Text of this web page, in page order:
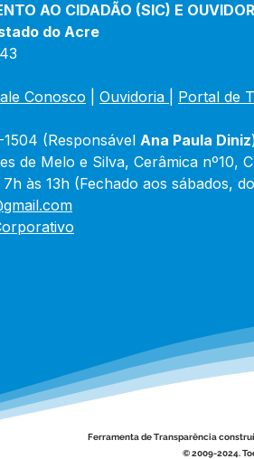
AO CIDADÃO (SIC) E
do Acre
Conosco Ouvidoria Portal de
(Responsável Ana Paula Diniz
de Melo e Silva, Cerâmica nº10,
às 13h (Fechado aos sábados,
Ferramenta de Transparência
© 2009-2024.